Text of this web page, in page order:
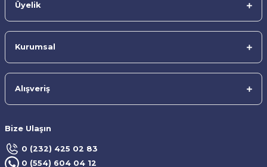
Üyelik
Kurumsal
Alışveriş
Bize Ulaşın
0 (232) 425 02 83
0 (554) 604 04 12